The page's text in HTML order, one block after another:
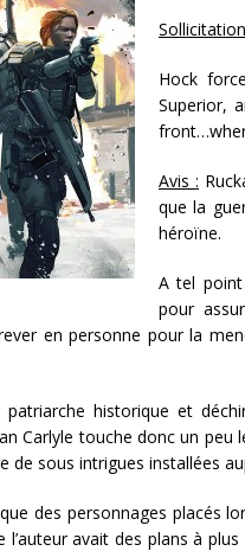
Sollicitation
Hock
Superior,
Avis :
que la
héroïne.
A tel point
pour
en personne pour la
patriarche historique et
Carlyle touche donc un peu
de sous intrigues installées
des personnages placés
l’auteur avait des plans à